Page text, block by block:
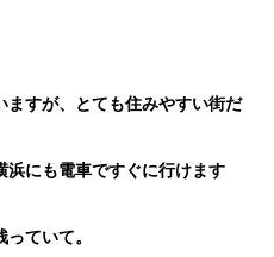
ますが、とても住みやすい街だ
にも電車ですぐに行けます
ていて。